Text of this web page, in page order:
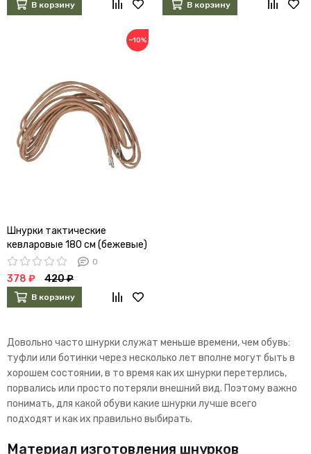
В корзину В корзину
−10%
Шнурки тактические
кевларовые 180 см (бежевые)
0
378 ₽ 420 ₽
В корзину
Довольно часто шнурки служат меньше времени, чем обувь:
туфли или ботинки через несколько лет вполне могут быть в
хорошем состоянии, в то время как их шнурки перетерлись,
порвались или просто потеряли внешний вид. Поэтому важно
понимать, для какой обуви какие шнурки лучше всего
подходят и как их правильно выбирать.
Материал изготовления шнурков